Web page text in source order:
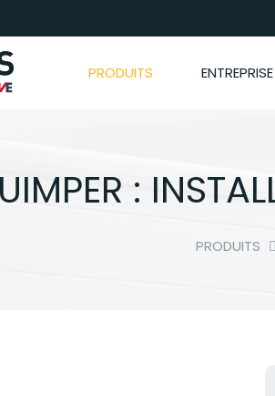
PRODUITS ENTREPRISE
:
PRODUITS